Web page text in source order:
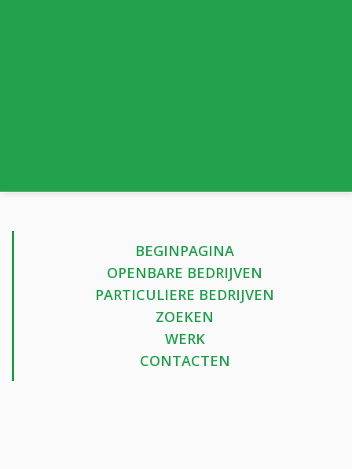
BEGINPAGINA
OPENBARE BEDRIJVEN
PARTICULIERE BEDRIJVEN
ZOEKEN
WERK
CONTACTEN